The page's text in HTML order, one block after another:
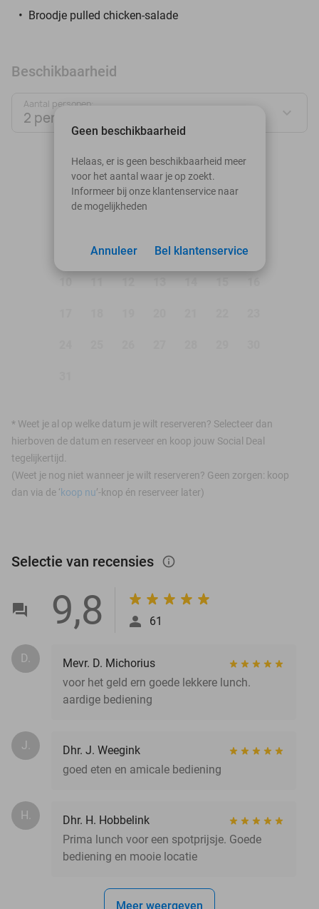
Broodje pulled chicken-salade
Beschikbaarheid
Aantal personen:
2 personen
augustus 2026
Ma
Di Wo Do Vr
4 5 6 7 8
* Weet je al op welke datum je wilt reserveren? Selecteer dan
hierboven de datum en reserveer en koop jouw Social Deal
tegelijkertijd.
(Weet je nog niet wanneer je wilt reserveren? Geen zorgen: koop
dan via de ‘koop nu’-knop én reserveer later)
Geen beschikbaarheid
Helaas, er is geen beschikbaarheid meer
voor het aantal waar je op zoekt.
Informeer bij onze klantenservice naar
de mogelijkheden
Bel klantenservice
Annuleer
Selectie van recensies info_outlined
9,8 61
D.
Mevr. D. Michorius
voor het geld ern goede lekkere lunch.
aardige bediening
J.
Dhr. J. Weegink
goed eten en amicale bediening
H.
Dhr. H. Hobbelink
Prima lunch voor een spotprijsje. Goede
bediening en mooie locatie
Meer weergeven